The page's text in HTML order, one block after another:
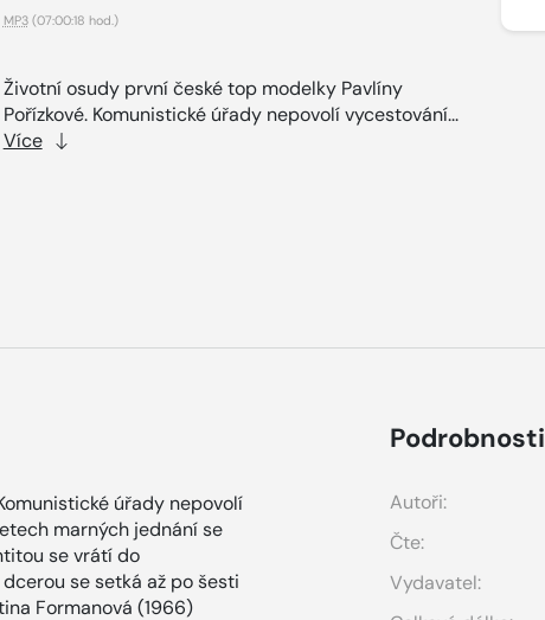
MP3(07:00:18 hod.)
Životní osudy první české top modelky Pavlíny
Pořízkové. Komunistické úřady nepovolí vycestování...
Více
úřady nepovolí
marných jednání se
se vrátí do
se setká až po šesti
Formanová (1966)
Podrobnosti
Autoři:
Čte:
Vydavatel: